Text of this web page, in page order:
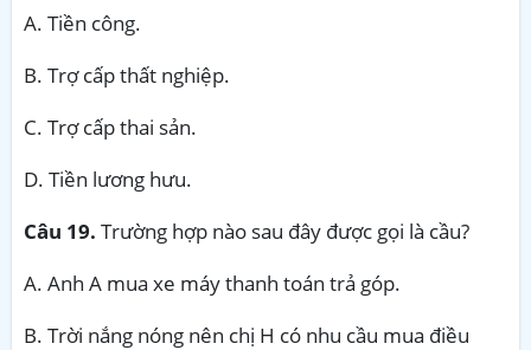
A. Tiền công.
B. Trợ cấp thất nghiệp.
C. Trợ cấp thai sản.
D. Tiền lương hưu.
Câu 19. Trường hợp nào sau đây được gọi là cầu?
A. Anh A mua xe máy thanh toán trả góp.
B. Trời nắng nóng nên chị H có nhu cầu mua điều